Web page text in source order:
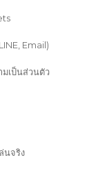
Email)
มเป็นส่วนตัว
นจริง